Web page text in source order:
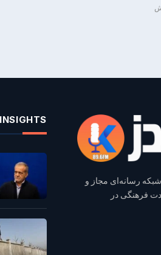
شبکه رسانه‌ای مجاز و
فرهنگی در